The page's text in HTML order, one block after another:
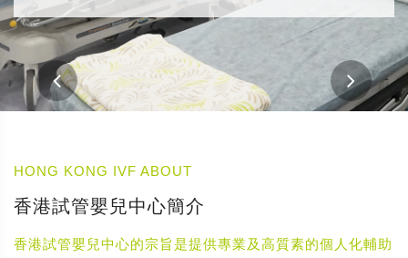
HONG KONG IVF ABOUT
香港試管嬰兒中心簡介
香港試管嬰兒中心的宗旨是提供專業及高質素的個人化輔助